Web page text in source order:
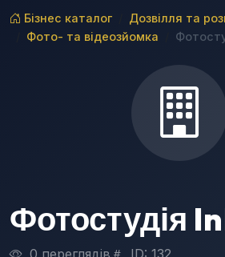
Бізнес каталог
Дозвілля та
Фото- та відеозйомка
Фотостудія
0 переглядів ID: 132